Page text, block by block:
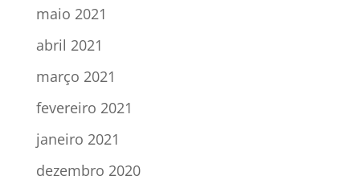
maio 2021
abril 2021
março 2021
fevereiro 2021
janeiro 2021
dezembro 2020